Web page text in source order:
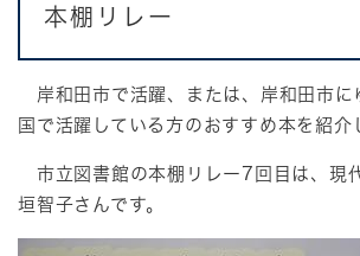
本棚リレー
岸和田市で活躍、または、岸和田市に
国で活躍している方のおすすめ本を紹介
市立図書館の本棚リレー7回目は、現
垣智子さんです。